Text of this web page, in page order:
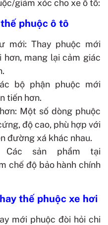
giảm xóc cho xe ô tô:
phuộc ô tô
mới: Thay phuộc mới
mang lại cảm giác
bộ phận phuộc mới
tiến hơn.
Một số dòng phuộc
độ cao, phù hợp với
đường xá khác nhau.
Các sản phẩm tại
chế độ bảo hành chính
thế phuộc xe hơi
mới phuộc đòi hỏi chi